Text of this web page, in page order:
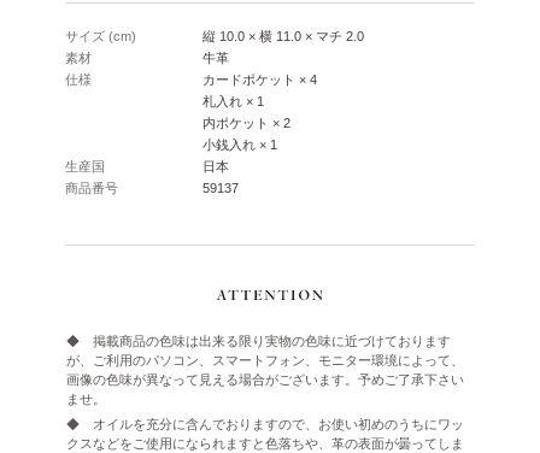
サイズ (cm)
縦 10.0 × 横 11.0 × マチ 2.0
素材
牛革
仕様
カードポケット × 4
札入れ × 1
内ポケット × 2
小銭入れ × 1
生産国
日本
商品番号
59137
◆ 掲載商品の色味は出来る限り実物の色味に近づけております
が、ご利用のパソコン、スマートフォン、モニター環境によって、
画像の色味が異なって見える場合がございます。予めご了承下さい
ませ。
◆ オイルを充分に含んでおりますので、お使い初めのうちにワッ
クスなどをご使用になられますと色落ちや、革の表面が曇ってしま